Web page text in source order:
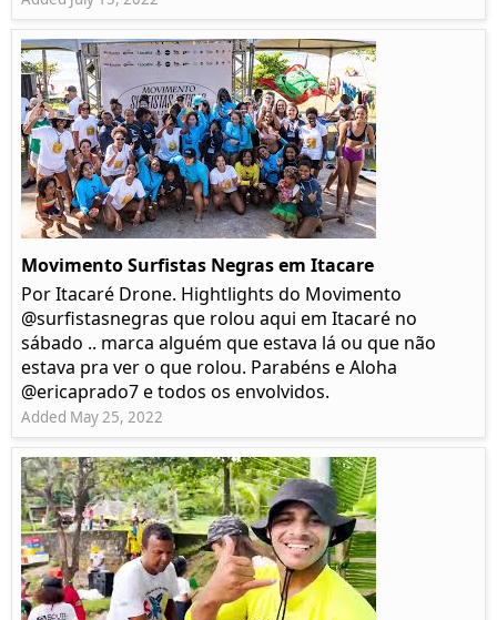
Movimento Surfistas Negras em Itacare
Por Itacaré Drone. Hightlights do Movimento
@surfistasnegras que rolou aqui em Itacaré no
sábado .. marca alguém que estava lá ou que não
estava pra ver o que rolou. Parabéns e Aloha
@ericaprado7 e todos os envolvidos.
Added May 25, 2022